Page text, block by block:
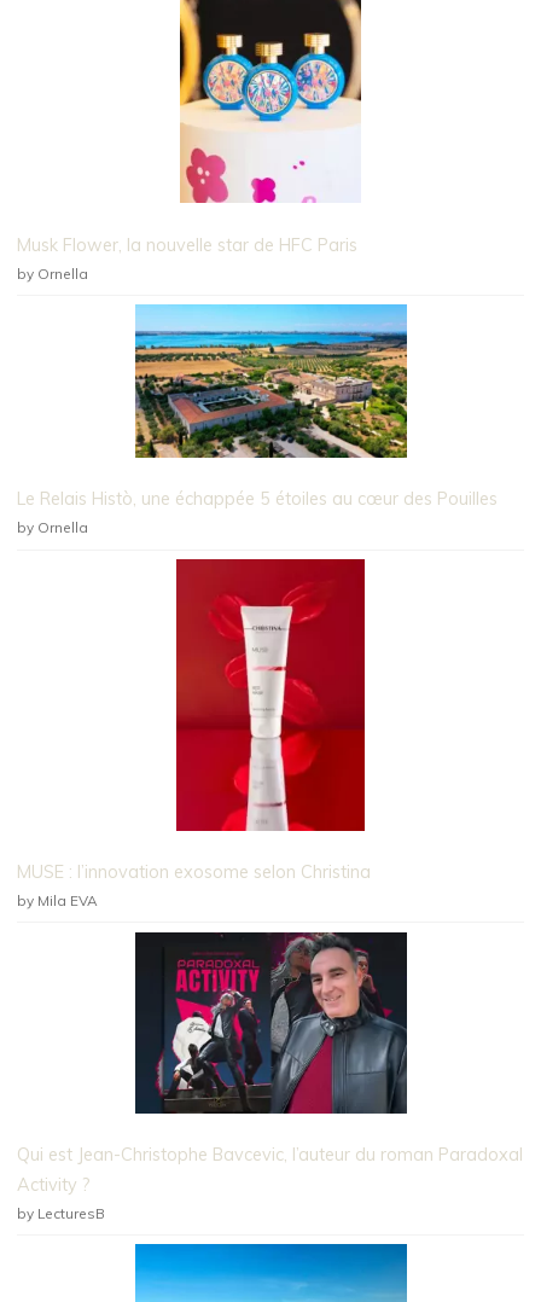
Musk Flower, la nouvelle star de HFC Paris
by Ornella
Le Relais Histò, une échappée 5 étoiles au cœur des Pouilles
by Ornella
MUSE : l’innovation exosome selon Christina
by Mila EVA
Qui est Jean-Christophe Bavcevic, l’auteur du roman Paradoxal
Activity ?
by LecturesB